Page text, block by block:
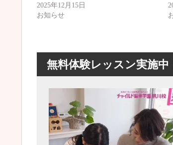
2025年12月15日
お知らせ
無料体験レッスン実施中